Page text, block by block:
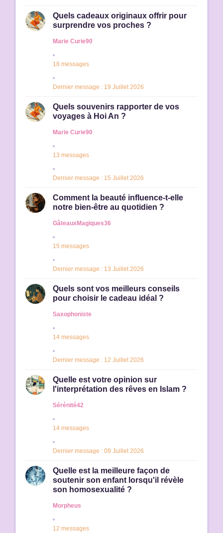
Quels cadeaux originaux offrir pour
surprendre vos proches ?
Marie Curie90
18 messages
Dernier message : 19 Juillet 2026
Quels souvenirs rapporter de vos
voyages à Hoi An ?
Marie Curie90
13 messages
Dernier message : 15 Juillet 2026
Comment la beauté influence-t-elle
notre bien-être au quotidien ?
GâteauxMagiques36
15 messages
Dernier message : 13 Juillet 2026
Quels sont vos meilleurs conseils
pour choisir le cadeau idéal ?
Saxophoniste
14 messages
Dernier message : 12 Juillet 2026
Quelle est votre opinion sur
l'interprétation des rêves en Islam ?
Sérénité42
14 messages
Dernier message : 09 Juillet 2026
Quelle est la meilleure façon de
soutenir son enfant lorsqu'il révèle
son homosexualité ?
Morpheus
12 messages